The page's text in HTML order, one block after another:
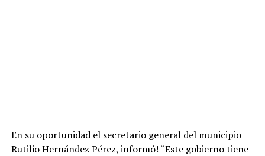
En su oportunidad el secretario general del municipio
Rutilio Hernández Pérez, informó! “Este gobierno tiene